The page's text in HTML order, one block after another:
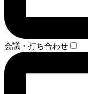
会議・打ち合わせ